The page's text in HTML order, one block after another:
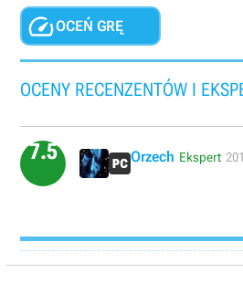
OCEŃ GRĘ
OCENY RECENZENTÓW I
7.5 Orzech Ekspert